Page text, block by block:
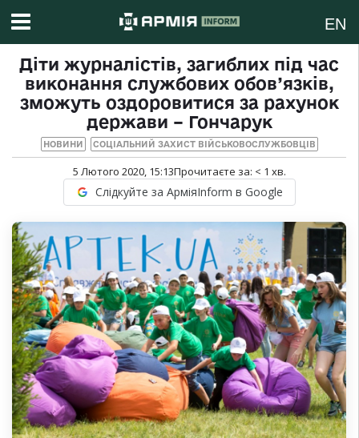
EN
Діти журналістів, загиблих під час
виконання службових обов’язків,
зможуть оздоровитися за рахунок
держави – Гончарук
НОВИНИ СОЦІАЛЬНИЙ ЗАХИСТ ВІЙСЬКОВОСЛУЖБОВЦІВ
5 Лютого 2020, 15:13Прочитаєте за: < 1 хв.
Слідкуйте за АрміяInform в Google